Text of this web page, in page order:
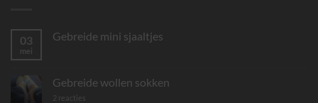
03
mei
Gebreide mini sjaaltjes
Gebreide
mini
sjaaltjes
Gebreide wollen sokken
2 reacties